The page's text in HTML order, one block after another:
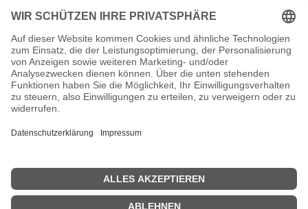
Fränkischen
Raritäten aus vergangenen Tagen – seltene
Einzelstücke
Famos. – finest music & entertainment
Wir spielen die Songs unserer Helden
conny morath
stimme – sprache – ausdruck
© 2024 babyvintage by Gaby Morath
Die durchgestrichenen Preise entsprechen dem bisherigen
Preis in diesem Online-Shop.